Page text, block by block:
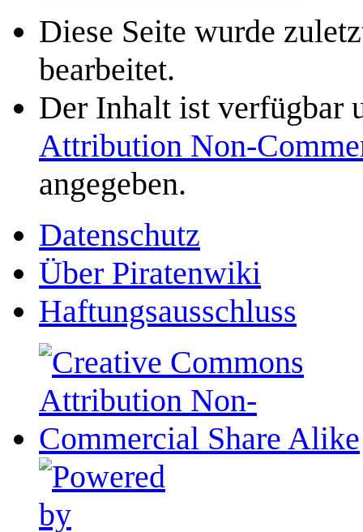
Diese Seite wurde
bearbeitet.
Der Inhalt ist verfügbar
Attribution Non-
angegeben.
Datenschutz
Über Piratenwiki
Haftungsausschluss